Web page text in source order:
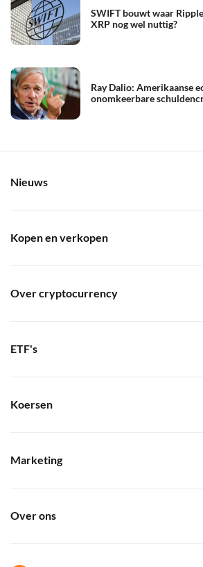
SWIFT bouwt waar
XRP nog wel nuttig?
Ray Dalio: Amerikaanse
onomkeerbare
Nieuws
Kopen en verkopen
Over cryptocurrency
ETF's
Koersen
Marketing
Over ons